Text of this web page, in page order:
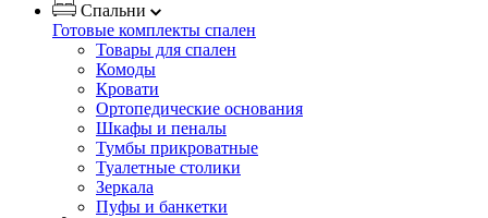
Спальни
Готовые комплекты спален
Товары для спален
Комоды
Кровати
Ортопедические основания
Шкафы и пеналы
Тумбы прикроватные
Туалетные столики
Зеркала
Пуфы и банкетки